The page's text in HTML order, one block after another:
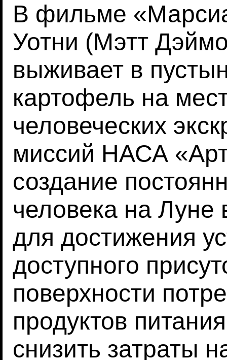
В фильме
Уотни (Мэтт
выживает в
картофель на
человеческих
миссий НАСА
создание
человека на Луне
для достижения
доступного
поверхности
продуктов
снизить затраты